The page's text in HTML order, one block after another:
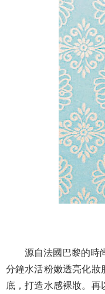
源自法國巴黎的時尚
分鐘水活粉嫩透亮化妝
底，打造水感裸妝。